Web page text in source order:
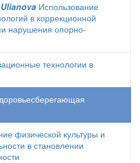
Использование
в коррекционной
нарушения опорно-
технологии в
физической культуры и
в становлении